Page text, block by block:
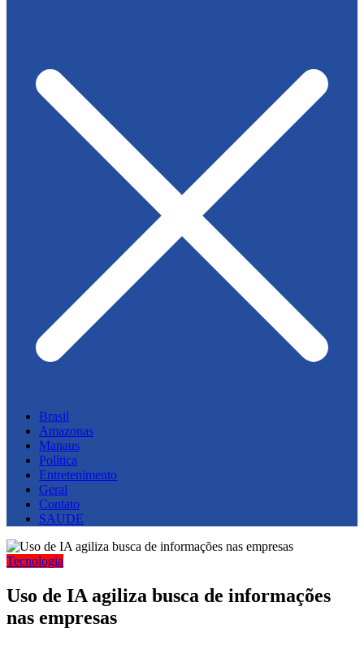
Brasil
Amazonas
Manaus
Política
Entretenimento
Geral
Contato
SAUDE
Tecnologia
Uso de IA agiliza busca de informações
nas empresas